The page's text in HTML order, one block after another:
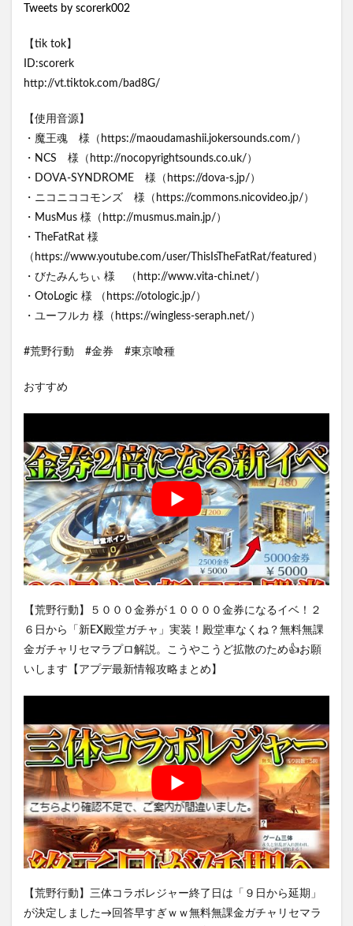
Tweets by scorerk002
【tik tok】
ID:scorerk
http://vt.tiktok.com/bad8G/
【使用音源】
・魔王魂 様（https://maoudamashii.jokersounds.com/）
・NCS 様（http://nocopyrightsounds.co.uk/）
・DOVA-SYNDROME 様（https://dova-s.jp/）
・ニコニココモンズ 様（https://commons.nicovideo.jp/）
・MusMus 様（http://musmus.main.jp/）
・TheFatRat 様
（https://www.youtube.com/user/ThisIsTheFatRat/featured）
・びたみんちぃ 様 （http://www.vita-chi.net/）
・OtoLogic 様 （https://otologic.jp/）
・ユーフルカ 様（https://wingless-seraph.net/）
#荒野行動 #金券 #東京喰種
おすすめ
【荒野行動】５０００金券が１００００金券になるイベ！２
６日から「新EX殿堂ガチャ」実装！殿堂車なくね？無料無課
金ガチャリセマラプロ解説。こうやこうど拡散のため👍お願
いします【アプデ最新情報攻略まとめ】
【荒野行動】三体コラボレジャー終了日は「９日から延期」
が決定しました→回答早すぎｗｗ無料無課金ガチャリセマラ